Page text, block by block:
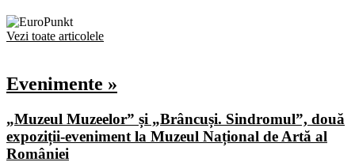
Vezi toate articolele
Evenimente »
„Muzeul Muzeelor” și „Brâncuși. Sindromul”, două
expoziții-eveniment la Muzeul Național de Artă al
României